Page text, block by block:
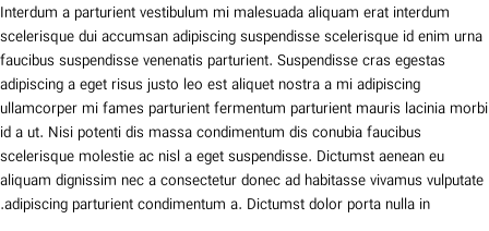
Interdum a parturient vestibulum mi malesuada aliquam erat interdum
scelerisque dui accumsan adipiscing suspendisse scelerisque id enim urna
faucibus suspendisse venenatis parturient. Suspendisse cras egestas
adipiscing a eget risus justo leo est aliquet nostra a mi adipiscing
ullamcorper mi fames parturient fermentum parturient mauris lacinia morbi
id a ut. Nisi potenti dis massa condimentum dis conubia faucibus
scelerisque molestie ac nisl a eget suspendisse. Dictumst aenean eu
aliquam dignissim nec a consectetur donec ad habitasse vivamus vulputate
adipiscing parturient condimentum a. Dictumst dolor porta nulla in.